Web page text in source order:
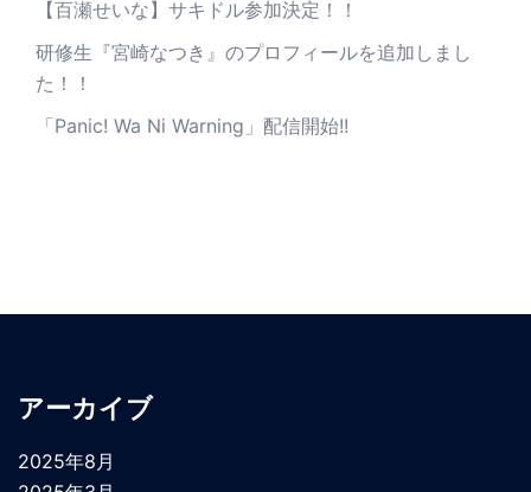
【百瀬せいな】サキドル参加決定！！
研修生『宮崎なつき』のプロフィールを追加しまし
た！！
「Panic! Wa Ni Warning」配信開始!!
アーカイブ
2025年8月